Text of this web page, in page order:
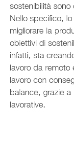
sostenibilità
Nello specifico,
migliorare la
obiettivi di
infatti, sta
lavoro da remoto
lavoro con
balance, grazie a
lavorative.